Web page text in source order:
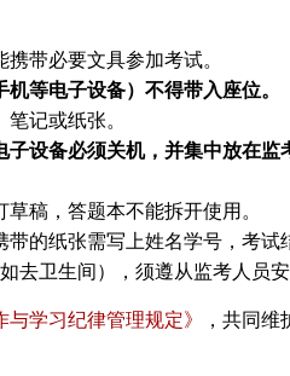
带必要文具参加考试。
等电子设备）不得带入座位。
记或纸张。
设备必须关机，并集中放在监
稿，答题本不能拆开使用。
带的纸张需写上姓名学号，考试
去卫生间），须遵从监考人员
与学习纪律管理规定》 ，共同维